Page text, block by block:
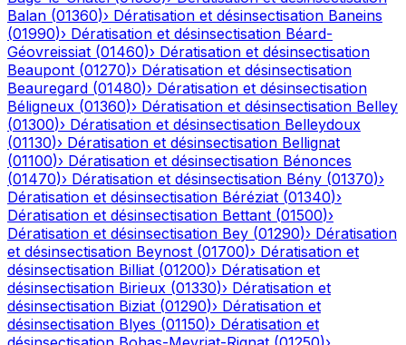
Balan (01360)› Dératisation et désinsectisation Baneins
(01990)› Dératisation et désinsectisation Béard-
Géovreissiat (01460)› Dératisation et désinsectisation
Beaupont (01270)› Dératisation et désinsectisation
Beauregard (01480)› Dératisation et désinsectisation
Béligneux (01360)› Dératisation et désinsectisation Belley
(01300)› Dératisation et désinsectisation Belleydoux
(01130)› Dératisation et désinsectisation Bellignat
(01100)› Dératisation et désinsectisation Bénonces
(01470)› Dératisation et désinsectisation Bény (01370)›
Dératisation et désinsectisation Béréziat (01340)›
Dératisation et désinsectisation Bettant (01500)›
Dératisation et désinsectisation Bey (01290)› Dératisation
et désinsectisation Beynost (01700)› Dératisation et
désinsectisation Billiat (01200)› Dératisation et
désinsectisation Birieux (01330)› Dératisation et
désinsectisation Biziat (01290)› Dératisation et
désinsectisation Blyes (01150)› Dératisation et